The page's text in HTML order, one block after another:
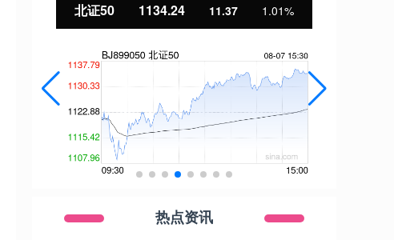
北证50 1134.24 11.37 1.01%
热点资讯